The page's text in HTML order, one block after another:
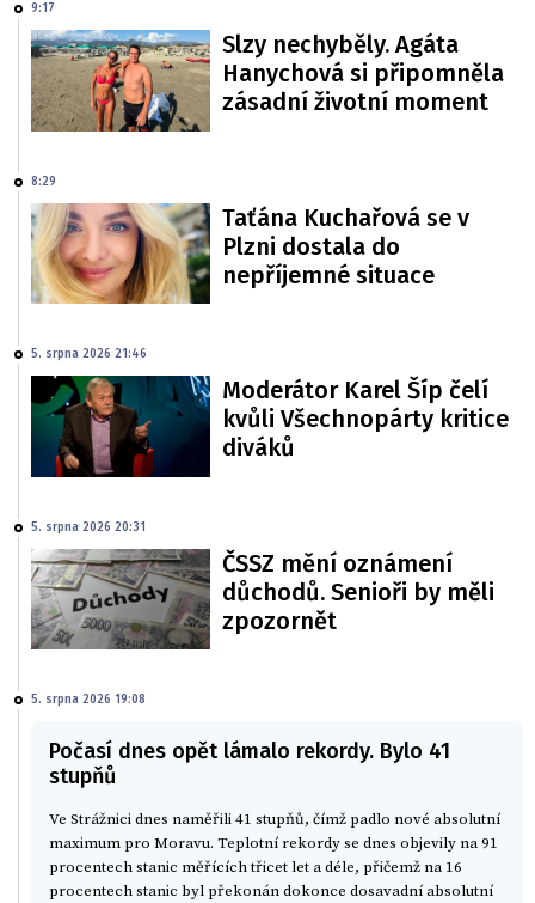
9:17
Slzy nechyběly. Agáta
Hanychová si připomněla
zásadní životní moment
8:29
Taťána Kuchařová se v
Plzni dostala do
nepříjemné situace
5. srpna 2026 21:46
Moderátor Karel Šíp čelí
kvůli Všechnopárty kritice
diváků
5. srpna 2026 20:31
ČSSZ mění oznámení
důchodů. Senioři by měli
zpozornět
5. srpna 2026 19:08
Počasí dnes opět lámalo rekordy. Bylo 41
stupňů
Ve Strážnici dnes naměřili 41 stupňů, čímž padlo nové absolutní
maximum pro Moravu. Teplotní rekordy se dnes objevily na 91
procentech stanic měřících třicet let a déle, přičemž na 16
procentech stanic byl překonán dokonce dosavadní absolutní